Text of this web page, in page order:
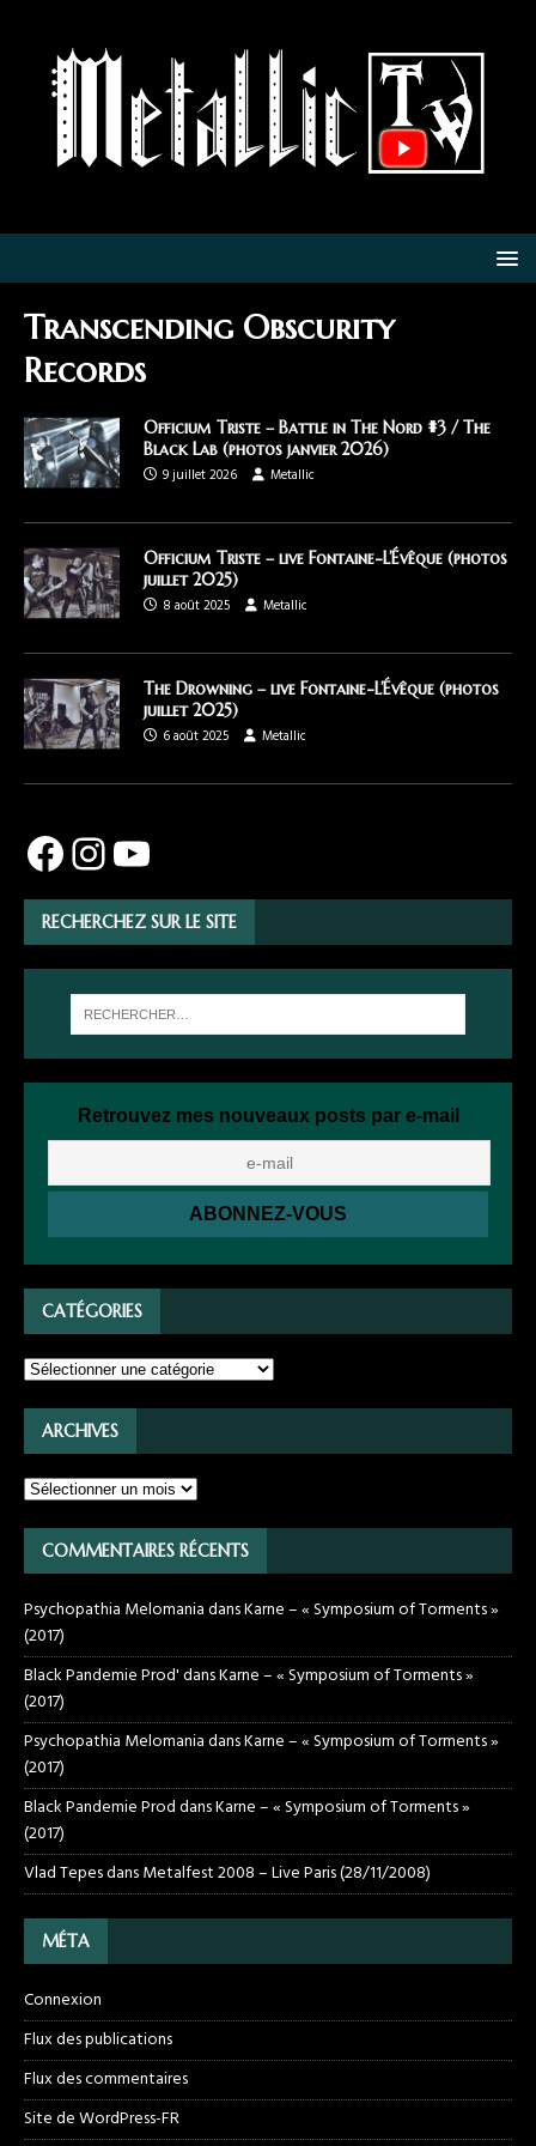
Transcending Obscurity
Records
Officium Triste – Battle in The Nord #3 / The
Black Lab (photos janvier 2026)
9 juillet 2026
Metallic
Officium Triste – live Fontaine-L’Évêque (photos
juillet 2025)
8 août 2025
Metallic
The Drowning – live Fontaine-L’Évêque (photos
juillet 2025)
6 août 2025
Metallic
RECHERCHEZ SUR LE SITE
Retrouvez mes nouveaux posts par e-mail
CATÉGORIES
ARCHIVES
COMMENTAIRES RÉCENTS
Psychopathia MelomaniadansKarne – « Symposium of Torments »
(2017)
Black Pandemie Prod'dansKarne – « Symposium of Torments »
(2017)
Psychopathia MelomaniadansKarne – « Symposium of Torments »
(2017)
Black Pandemie ProddansKarne – « Symposium of Torments »
(2017)
Vlad TepesdansMetalfest 2008 – Live Paris (28/11/2008)
MÉTA
Connexion
Flux des publications
Flux des commentaires
Site de WordPress-FR